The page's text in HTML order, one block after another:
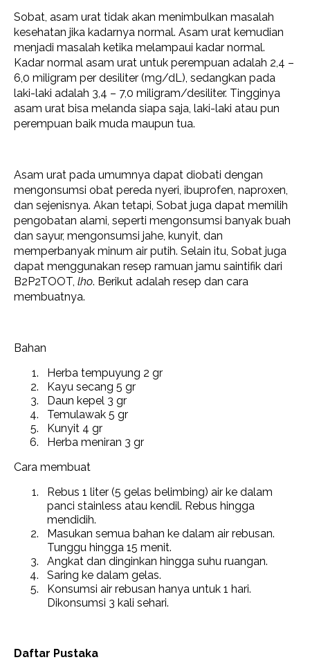
Sobat, asam urat tidak akan menimbulkan masalah
kesehatan jika kadarnya normal. Asam urat kemudian
menjadi masalah ketika melampaui kadar normal.
Kadar normal asam urat untuk perempuan adalah 2,4 –
6,0 miligram per desiliter (mg/dL), sedangkan pada
laki-laki adalah 3,4 – 7,0 miligram/desiliter. Tingginya
asam urat bisa melanda siapa saja, laki-laki atau pun
perempuan baik muda maupun tua.
Asam urat pada umumnya dapat diobati dengan
mengonsumsi obat pereda nyeri, ibuprofen, naproxen,
dan sejenisnya. Akan tetapi, Sobat juga dapat memilih
pengobatan alami, seperti mengonsumsi banyak buah
dan sayur, mengonsumsi jahe, kunyit, dan
memperbanyak minum air putih. Selain itu, Sobat juga
dapat menggunakan resep ramuan jamu saintifik dari
B2P2TOOT, lho. Berikut adalah resep dan cara
membuatnya.
Bahan
Herba tempuyung 2 gr
Kayu secang 5 gr
Daun kepel 3 gr
Temulawak 5 gr
Kunyit 4 gr
Herba meniran 3 gr
Cara membuat
Rebus 1 liter (5 gelas belimbing) air ke dalam
panci stainless atau kendil. Rebus hingga
mendidih.
Masukan semua bahan ke dalam air rebusan.
Tunggu hingga 15 menit.
Angkat dan dinginkan hingga suhu ruangan.
Saring ke dalam gelas.
Konsumsi air rebusan hanya untuk 1 hari.
Dikonsumsi 3 kali sehari.
Daftar Pustaka